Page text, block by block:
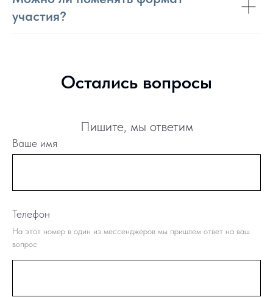
участия?
Остались вопросы
Пишите, мы ответим
Ваше имя
Телефон
На этот номер в один из мессенджеров мы пришлем ответ на ваш
вопрос